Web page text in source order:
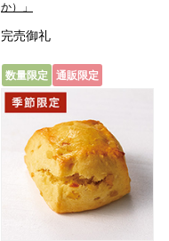
か）」
完売御礼
数量限定 通販限定